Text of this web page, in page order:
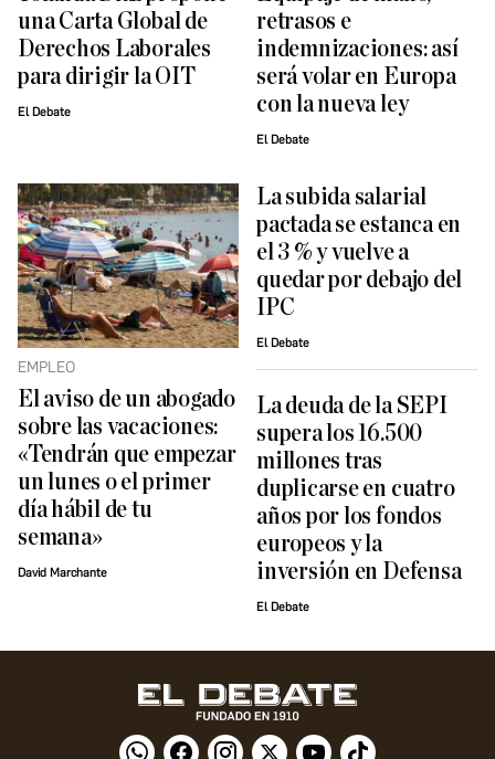
una Carta Global de
Derechos Laborales
para dirigir la OIT
El Debate
retrasos e
indemnizaciones: así
será volar en Europa
con la nueva ley
El Debate
EMPLEO
El aviso de un abogado
sobre las vacaciones:
«Tendrán que empezar
un lunes o el primer
día hábil de tu
semana»
David Marchante
La subida salarial
pactada se estanca en
el 3 % y vuelve a
quedar por debajo del
IPC
El Debate
La deuda de la SEPI
supera los 16.500
millones tras
duplicarse en cuatro
años por los fondos
europeos y la
inversión en Defensa
El Debate